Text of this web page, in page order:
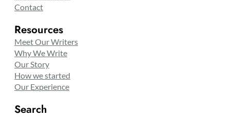
Contact
Resources
Meet Our Writers
Why We Write
Our Story
How we started
Our Experience
Search